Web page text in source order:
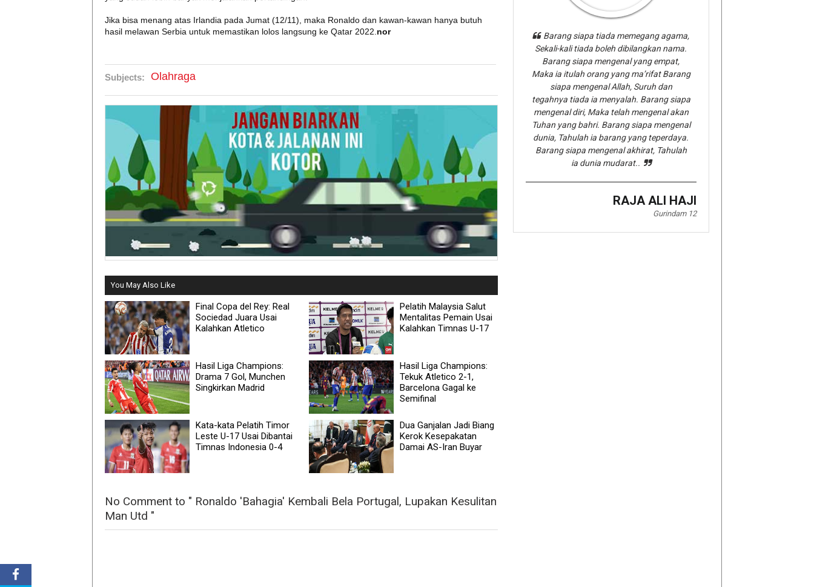
Jika bisa menang atas Irlandia pada Jumat (12/11), maka Ronaldo dan kawan-kawan hanya butuh
hasil melawan Serbia untuk memastikan lolos langsung ke Qatar 2022. nor
Subjects: Olahraga
You May Also Like
Final Copa del Rey: Real
Sociedad Juara Usai
Kalahkan Atletico
Pelatih Malaysia Salut
Mentalitas Pemain Usai
Kalahkan Timnas U-17
Hasil Liga Champions:
Drama 7 Gol, Munchen
Singkirkan Madrid
Hasil Liga Champions:
Tekuk Atletico 2-1,
Barcelona Gagal ke
Semifinal
Kata-kata Pelatih Timor
Leste U-17 Usai Dibantai
Timnas Indonesia 0-4
Dua Ganjalan Jadi Biang
Kerok Kesepakatan
Damai AS-Iran Buyar
No Comment to " Ronaldo 'Bahagia' Kembali Bela Portugal, Lupakan Kesulitan
Man Utd "
Barang siapa tiada memegang agama,
Sekali-kali tiada boleh dibilangkan nama.
Barang siapa mengenal yang empat,
Maka ia itulah orang yang ma’rifat Barang
siapa mengenal Allah, Suruh dan
tegahnya tiada ia menyalah. Barang siapa
mengenal diri, Maka telah mengenal akan
Tuhan yang bahri. Barang siapa mengenal
dunia, Tahulah ia barang yang teperdaya.
Barang siapa mengenal akhirat, Tahulah
ia dunia mudarat..
RAJA ALI HAJI
Gurindam 12